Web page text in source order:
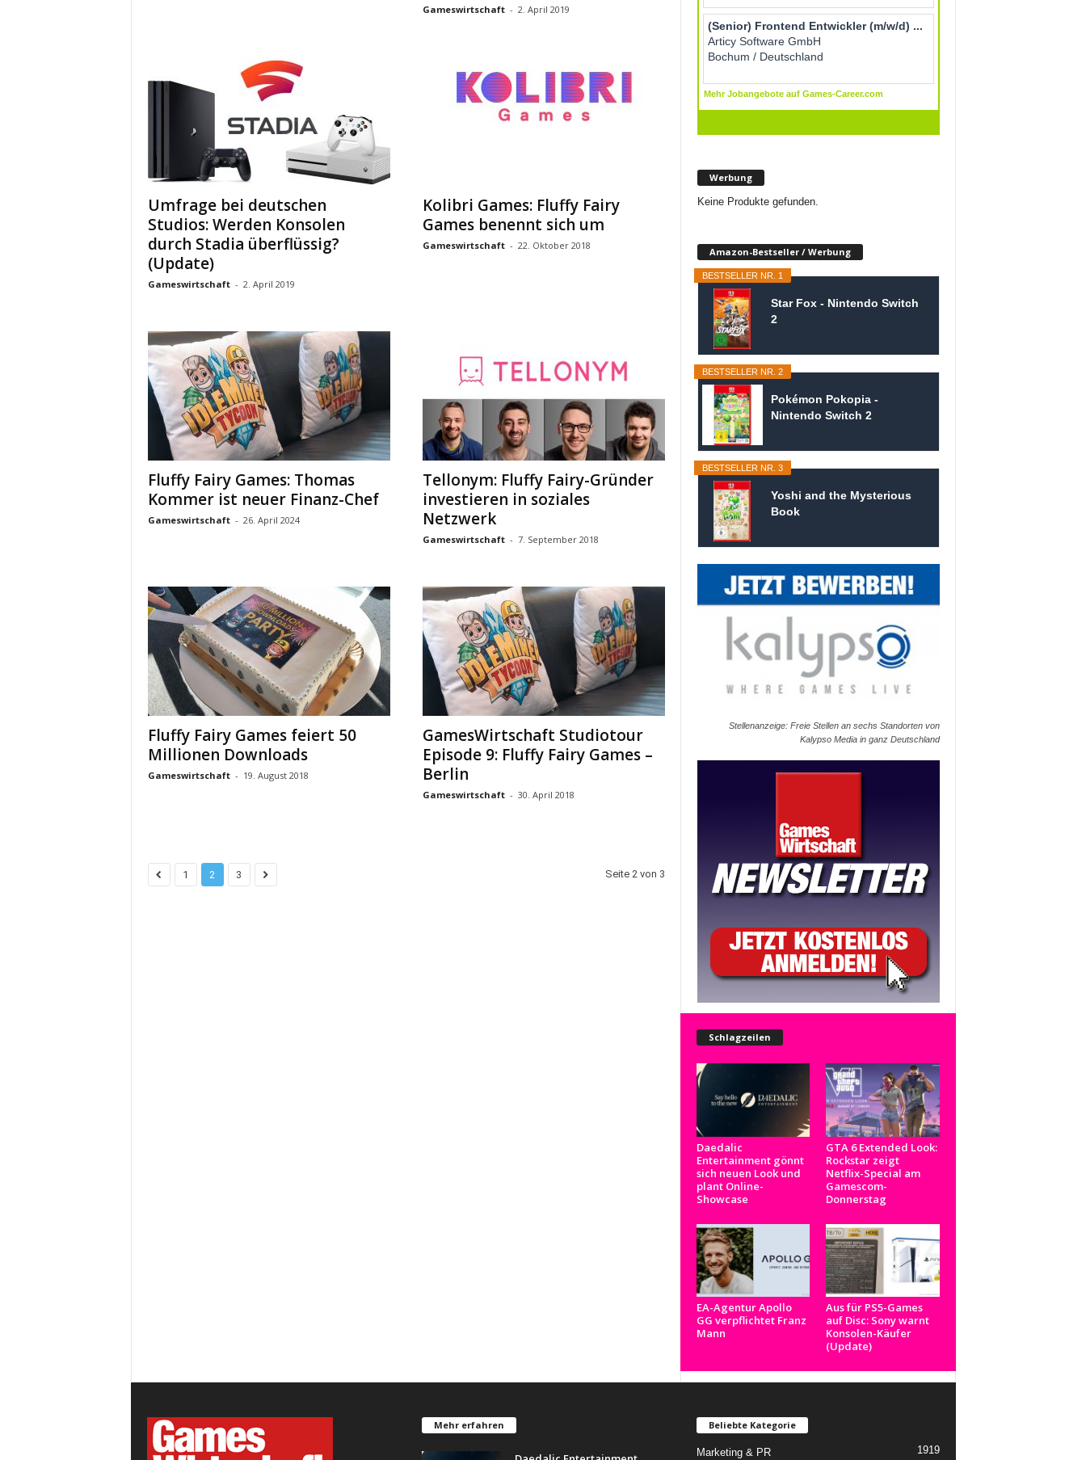
Gameswirtschaft - 2. April 2019
Umfrage bei deutschen
Studios: Werden Konsolen
durch Stadia überflüssig?
(Update)
Gameswirtschaft - 2. April 2019
Kolibri Games: Fluffy Fairy
Games benennt sich um
Gameswirtschaft - 22. Oktober 2018
Fluffy Fairy Games: Thomas
Kommer ist neuer Finanz-Chef
Gameswirtschaft - 26. April 2024
Tellonym: Fluffy Fairy-Gründer
investieren in soziales
Netzwerk
Gameswirtschaft - 7. September 2018
Fluffy Fairy Games feiert 50
Millionen Downloads
Gameswirtschaft - 19. August 2018
GamesWirtschaft Studiotour
Episode 9: Fluffy Fairy Games –
Berlin
Gameswirtschaft - 30. April 2018
1 2 3 Seite 2 von 3
Werbung
Keine Produkte gefunden.
Amazon-Bestseller / Werbung
BESTSELLER NR. 1
Star Fox - Nintendo Switch
2
BESTSELLER NR. 2
Pokémon Pokopia -
Nintendo Switch 2
BESTSELLER NR. 3
Yoshi and the Mysterious
Book
Stellenanzeige: Freie Stellen an sechs Standorten von
Kalypso Media in ganz Deutschland
Schlagzeilen
Daedalic
Entertainment gönnt
sich neuen Look und
plant Online-
Showcase
GTA 6 Extended Look:
Rockstar zeigt
Netflix-Special am
Gamescom-
Donnerstag
EA-Agentur Apollo
GG verpflichtet Franz
Mann
Aus für PS5-Games
auf Disc: Sony warnt
Konsolen-Käufer
(Update)
Mehr erfahren Beliebte Kategorie
Marketing & PR 1919